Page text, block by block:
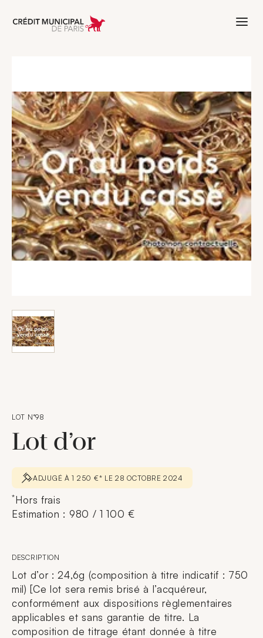
Aller à l'accueil de Crédit Municipal
LOT N°98
Lot d’or
ADJUGÉ À 1 250 €* LE 28 OCTOBRE 2024
*Hors frais
Estimation : 980 / 1 100 €
DESCRIPTION
Lot d’or : 24,6g (composition à titre indicatif : 750
mil) [Ce lot sera remis brisé à l’acquéreur,
conformément aux dispositions règlementaires
applicables et sans garantie de titre. La
composition de titrage étant donnée à titre